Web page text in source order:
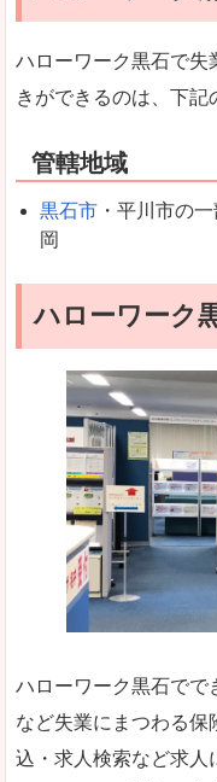
ハローワーク黒石で失
きができるのは、下記
管轄地域
黒石市 ・平川市の一
岡
ハローワーク
ハローワーク黒石でで
など失業にまつわる保
込・求人検索など求人